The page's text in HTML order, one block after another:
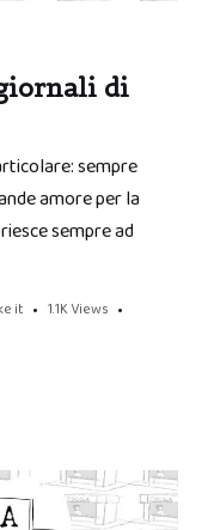
di
sempre
amore per la
sempre ad
it 1.1K Views